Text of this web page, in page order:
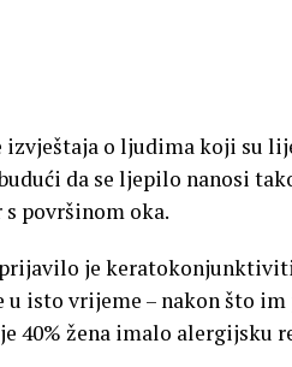
o ljudima koji su
da se ljepilo nanosi
površinom oka.
je
isto vrijeme – nakon što
40% žena imalo alergijsku